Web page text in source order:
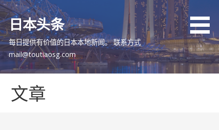
跳
至
内
容
日本头条
每日提供有价值的日本本地新闻。 联系方式
mail@toutiaosg.com
文章